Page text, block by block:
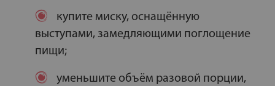
купите миску, оснащённую
выступами, замедляющими поглощение
пищи;
уменьшите объём разовой порции,